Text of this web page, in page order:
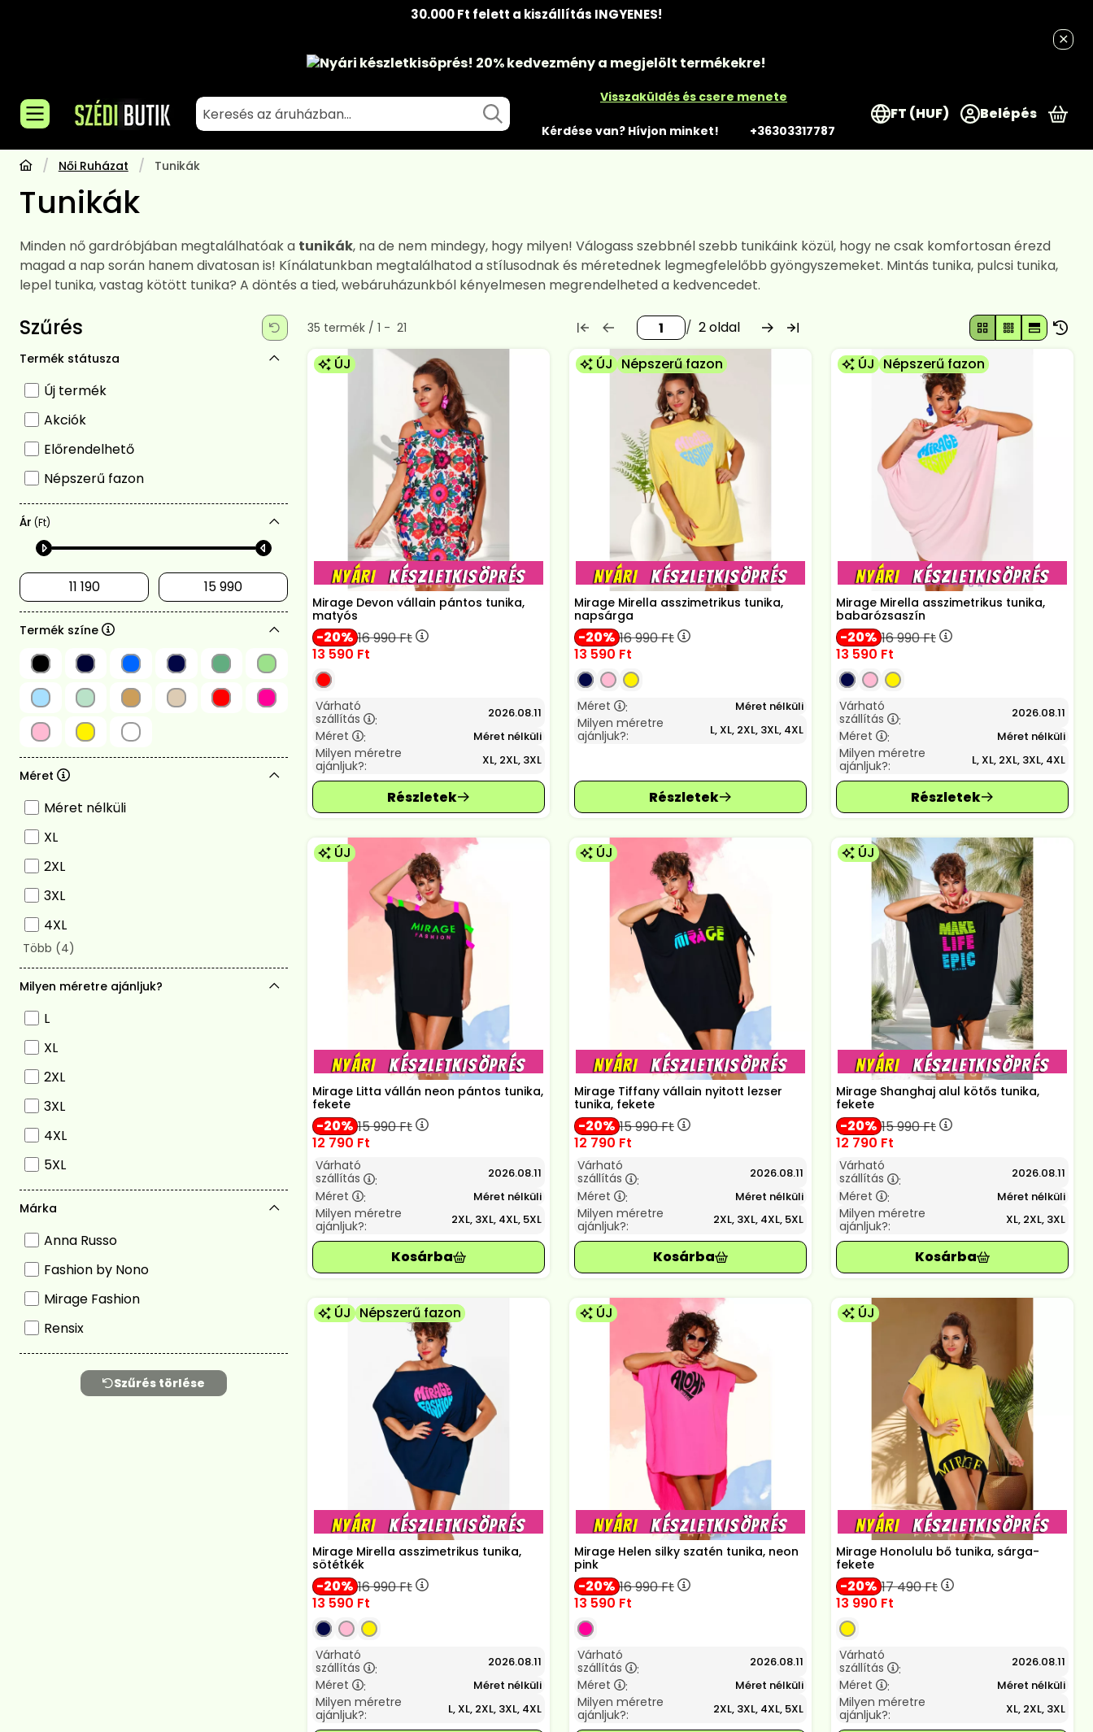
30.000 Ft felett a kiszállítás INGYENES!
Nyári készletkisöprés! 20% kedvezménya megjelölt termékekre!
Visszaküldés és csere menete
Kérdése van? Hívjon minket! +36303317787
FT (HUF) Belépés A
Női Ruházat Tunikák
Tunikák
Minden nő gardróbjában megtalálhatóak a tunikák, na de nem mindegy, hogy milyen! Válogass szebbnél szebb tunikáink közül, hogy ne csak komfortosan érezd
magad a nap során hanem divatosan is! Kínálatunkban megtalálhatod a stílusodnak és méretednek legmegfelelőbb gyöngyszemeket. Mintás tunika, pulcsi tunika,
lepel tunika, vastag kötött tunika? A döntés a tied, webáruházunkból kényelmesen megrendelheted a kedvencedet.
Szűrés
Termék státusza
Új termék
Akciók
Előrendelhető
Népszerű fazon
Ár (Ft)
Termék színe
Méret
Méret nélküli
XL
2XL
3XL
4XL
Milyen méretre ajánljuk?
L
XL
2XL
3XL
4XL
5XL
Márka
Anna Russo
Fashion by Nono
Mirage Fashion
Rensix
Szűrés törlése
Összes termék a kategóriában
35 termék 1 21
2
ÚJ
Mirage Devon vállain pántos tunika,
matyós
20 16 990Ft
13 590 Ft
Várható
szállítás
: 2026.08.11
Méret : Méret nélküli
Milyen méretre
ajánljuk?:
XL, 2XL, 3XL
ÚJ Népszerű fazon
Mirage Mirella asszimetrikus tunika,
napsárga
20 16 990Ft
13 590 Ft
Méret : Méret nélküli
Milyen méretre
ajánljuk?:
L, XL, 2XL, 3XL, 4XL
ÚJ Népszerű fazon
Mirage Mirella asszimetrikus tunika,
babarózsaszín
20 16 990Ft
13 590 Ft
Várható
szállítás
: 2026.08.11
Méret : Méret nélküli
Milyen méretre
ajánljuk?:
L, XL, 2XL, 3XL, 4XL
ÚJ
Mirage Litta vállán neon pántos tunika,
fekete
20 15 990Ft
12 790 Ft
Várható
szállítás
: 2026.08.11
Méret : Méret nélküli
Milyen méretre
ajánljuk?:
2XL, 3XL, 4XL, 5XL
ÚJ
Mirage Tiffany vállain nyitott lezser
tunika, fekete
20 15 990Ft
12 790 Ft
Várható
szállítás
: 2026.08.11
Méret : Méret nélküli
Milyen méretre
ajánljuk?:
2XL, 3XL, 4XL, 5XL
ÚJ
Mirage Shanghaj alul kötős tunika,
fekete
20 15 990Ft
12 790 Ft
Várható
szállítás
: 2026.08.11
Méret : Méret nélküli
Milyen méretre
ajánljuk?:
XL, 2XL, 3XL
ÚJ Népszerű fazon
Mirage Mirella asszimetrikus tunika,
sötétkék
20 16 990Ft
13 590 Ft
Várható
szállítás
: 2026.08.11
Méret : Méret nélküli
Milyen méretre
ajánljuk?:
L, XL, 2XL, 3XL, 4XL
ÚJ
Mirage Helen silky szatén tunika, neon
pink
20 16 990Ft
13 590 Ft
Várható
szállítás
: 2026.08.11
Méret : Méret nélküli
Milyen méretre
ajánljuk?:
2XL, 3XL, 4XL, 5XL
ÚJ
Mirage Honolulu bő tunika, sárga-
fekete
20 17 490Ft
13 990 Ft
Várható
szállítás
: 2026.08.11
Méret : Méret nélküli
Milyen méretre
ajánljuk?:
XL, 2XL, 3XL